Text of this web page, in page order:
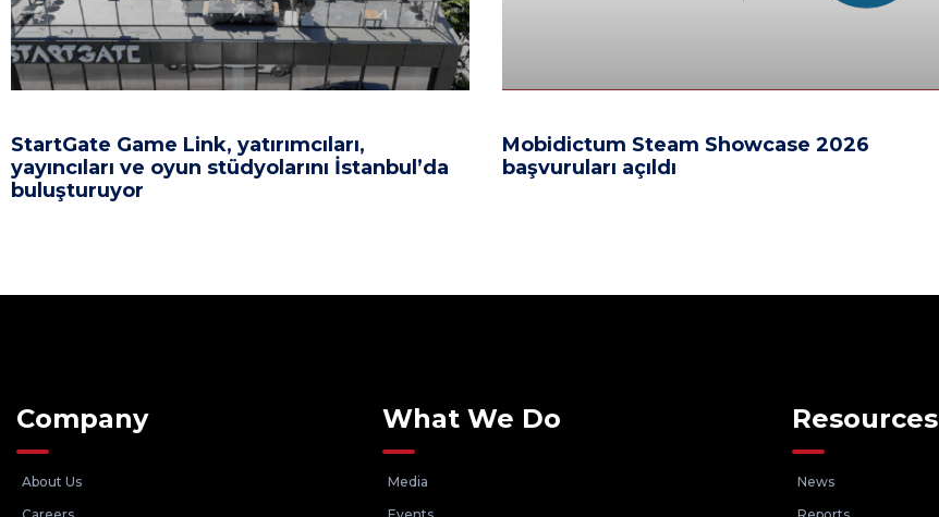
StartGate Game Link, yatırımcıları,
yayıncıları ve oyun stüdyolarını İstanbul’da
buluşturuyor
Mobidictum Steam Showcase 2026
başvuruları açıldı
Company
About Us
What We Do
Media
Resources
News